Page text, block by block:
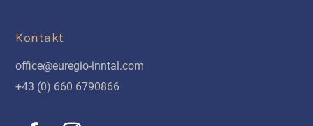
Kontakt
office@euregio-inntal.com
+43 (0) 660 6790866